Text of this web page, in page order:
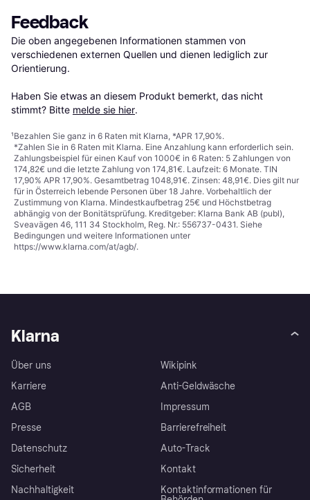
Feedback
Die oben angegebenen Informationen stammen von
verschiedenen externen Quellen und dienen lediglich zur
Orientierung.
Haben Sie etwas an diesem Produkt bemerkt, das nicht
stimmt? Bitte melde sie hier.
¹Bezahlen Sie ganz in 6 Raten mit Klarna, *APR 17,90%.
*Zahlen Sie in 6 Raten mit Klarna. Eine Anzahlung kann erforderlich sein.
Zahlungsbeispiel für einen Kauf von 1000€ in 6 Raten: 5 Zahlungen von
174,82€ und die letzte Zahlung von 174,81€. Laufzeit: 6 Monate. TIN
17,90% APR 17,90%. Gesamtbetrag 1048,91€. Zinsen: 48,91€. Dies gilt nur
für in Österreich lebende Personen über 18 Jahre. Vorbehaltlich der
Zustimmung von Klarna. Mindestkaufbetrag 25€ und Höchstbetrag
abhängig von der Bonitätsprüfung. Kreditgeber: Klarna Bank AB (publ),
Sveavägen 46, 111 34 Stockholm, Reg. Nr.: 556737-0431. Siehe
Bedingungen und weitere Informationen unter
https://www.klarna.com/at/agb/.
Klarna
Über uns
Karriere
AGB
Presse
Datenschutz
Sicherheit
Nachhaltigkeit
Wikipink
Anti-Geldwäsche
Impressum
Barrierefreiheit
Auto-Track
Kontakt
Kontaktinformationen für